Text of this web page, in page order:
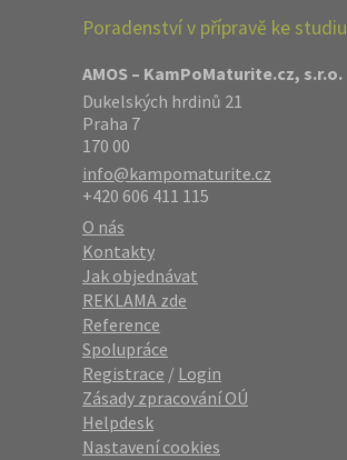
Poradenství v přípravě ke studiu
AMOS – KamPoMaturite.cz, s.r.o.
Dukelských hrdinů 21
Praha 7
170 00
info@kampomaturite.cz
+420 606 411 115
O nás
Kontakty
Jak objednávat
REKLAMA zde
Reference
Spolupráce
Registrace / Login
Zásady zpracování OÚ
Helpdesk
Nastavení cookies